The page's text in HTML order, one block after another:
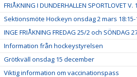
FRIÅKNING I DUNDERHALLEN SPORTLOVET V.
Sektionsmöte Hockeyn onsdag 2 mars 18:15-
INGE FRIÅKNING FREDAG 25/2 och SÖNDAG
Information från hockeystyrelsen
Grötkväll onsdag 15 december
Viktig information om vaccinationspass